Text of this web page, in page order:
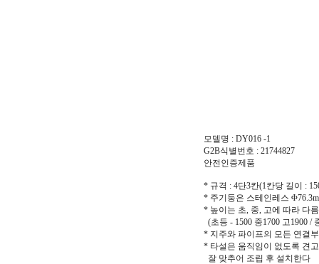
모델명 : DY016 -1
G2B식별번호 : 21744827
안전인증제품
* 규격 : 4단3칸(1칸당 길이 :
* 주기둥은 스테인레스
* 높이는 초, 중, 고에 따라 다름
(초등 - 1500 중1700 고1900 /
* 지주와 파이프의 모든 연결
* 타설은 움직임이 없도록 견
잘 맞추어 조립 후 설치한다